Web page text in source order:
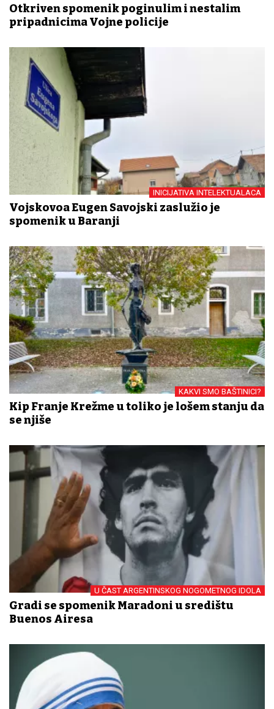
Otkriven spomenik poginulim i nestalim
pripadnicima Vojne policije
INICIJATIVA INTELEKTUALACA
Vojskovođa Eugen Savojski zaslužio je
spomenik u Baranji
KAKVI SMO BAŠTINICI?
Kip Franje Krežme u toliko je lošem stanju da
se njiše
U ČAST ARGENTINSKOG NOGOMETNOG IDOLA
Gradi se spomenik Maradoni u središtu
Buenos Airesa